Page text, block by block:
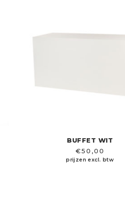
BUFFET WIT
€50,00
prijzen excl. btw